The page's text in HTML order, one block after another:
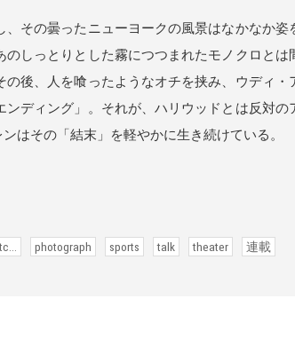
その曇ったニューヨークの風景はなかなか姿
しっとりとした霧につつまれたモノクロとは
後、人を喰ったようなオチを挟み、ウディ・
ディング」。それが、ハリウッドとは反対の
はその「結末」を軽やかに生き続けている。
photograph sports talk theater 連載